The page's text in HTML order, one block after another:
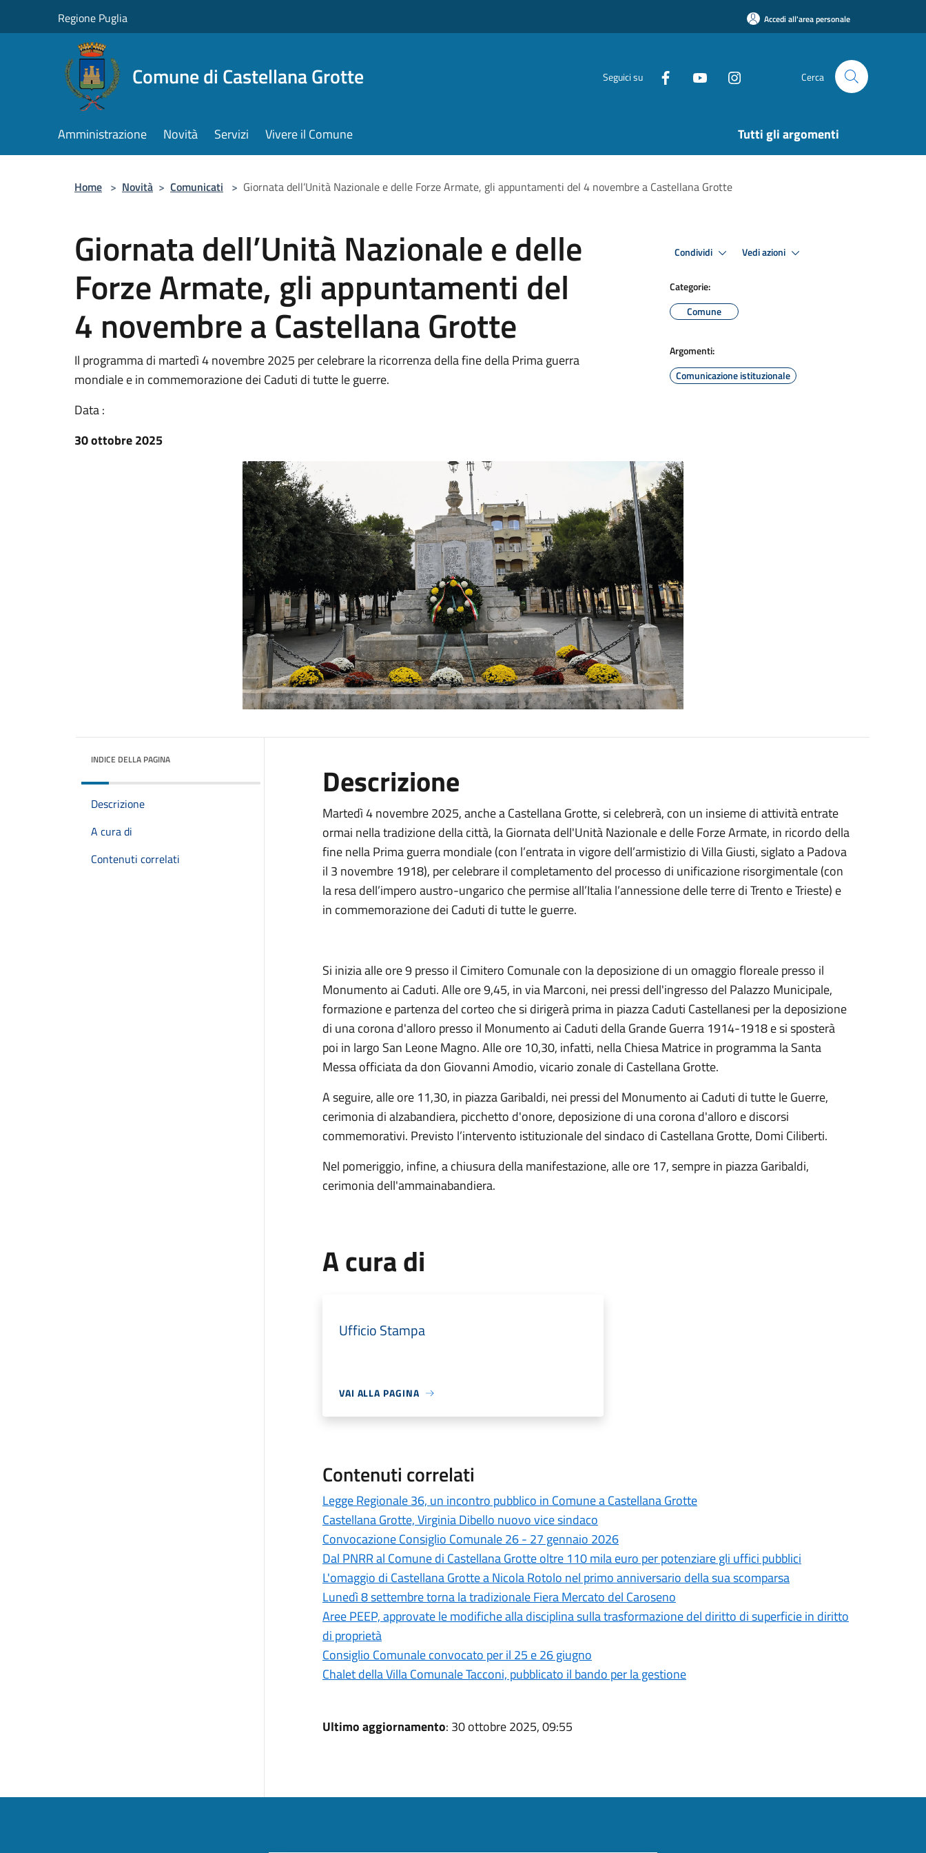
Regione Puglia Accedi all'area personale
Comune di Castellana Grotte Seguici su Cerca
Amministrazione Novità Servizi Vivere il Comune Tutti gli argomenti
Home > Novità > Comunicati > Giornata dell’Unità Nazionale e delle Forze Armate, gli appuntamenti del 4 novembre a Castellana Grotte
Giornata dell’Unità Nazionale e delle
Forze Armate, gli appuntamenti del
4 novembre a Castellana Grotte
Il programma di martedì 4 novembre 2025 per celebrare la ricorrenza della fine della Prima guerra
mondiale e in commemorazione dei Caduti di tutte le guerre.
Data :
30 ottobre 2025
Condividi Vedi azioni
Categorie:
Comune
Argomenti:
Comunicazione istituzionale
INDICE DELLA PAGINA
Descrizione
A cura di
Contenuti correlati
Descrizione
Martedì 4 novembre 2025, anche a Castellana Grotte, si celebrerà, con un insieme di attività entrate
ormai nella tradizione della città, la Giornata dell'Unità Nazionale e delle Forze Armate, in ricordo della
fine nella Prima guerra mondiale (con l’entrata in vigore dell’armistizio di Villa Giusti, siglato a Padova
il 3 novembre 1918), per celebrare il completamento del processo di unificazione risorgimentale (con
la resa dell’impero austro-ungarico che permise all’Italia l’annessione delle terre di Trento e Trieste) e
in commemorazione dei Caduti di tutte le guerre.
Si inizia alle ore 9 presso il Cimitero Comunale con la deposizione di un omaggio floreale presso il
Monumento ai Caduti. Alle ore 9,45, in via Marconi, nei pressi dell'ingresso del Palazzo Municipale,
formazione e partenza del corteo che si dirigerà prima in piazza Caduti Castellanesi per la deposizione
di una corona d'alloro presso il Monumento ai Caduti della Grande Guerra 1914-1918 e si sposterà
poi in largo San Leone Magno. Alle ore 10,30, infatti, nella Chiesa Matrice in programma la Santa
Messa officiata da don Giovanni Amodio, vicario zonale di Castellana Grotte.
A seguire, alle ore 11,30, in piazza Garibaldi, nei pressi del Monumento ai Caduti di tutte le Guerre,
cerimonia di alzabandiera, picchetto d'onore, deposizione di una corona d'alloro e discorsi
commemorativi. Previsto l’intervento istituzionale del sindaco di Castellana Grotte, Domi Ciliberti.
Nel pomeriggio, infine, a chiusura della manifestazione, alle ore 17, sempre in piazza Garibaldi,
cerimonia dell'ammainabandiera.
A cura di
Ufficio Stampa
VAI ALLA PAGINA
Contenuti correlati
Legge Regionale 36, un incontro pubblico in Comune a Castellana Grotte
Castellana Grotte, Virginia Dibello nuovo vice sindaco
Convocazione Consiglio Comunale 26 - 27 gennaio 2026
Dal PNRR al Comune di Castellana Grotte oltre 110 mila euro per potenziare gli uffici pubblici
L'omaggio di Castellana Grotte a Nicola Rotolo nel primo anniversario della sua scomparsa
Lunedì 8 settembre torna la tradizionale Fiera Mercato del Caroseno
Aree PEEP, approvate le modifiche alla disciplina sulla trasformazione del diritto di superficie in diritto
di proprietà
Consiglio Comunale convocato per il 25 e 26 giugno
Chalet della Villa Comunale Tacconi, pubblicato il bando per la gestione
Ultimo aggiornamento: 30 ottobre 2025, 09:55